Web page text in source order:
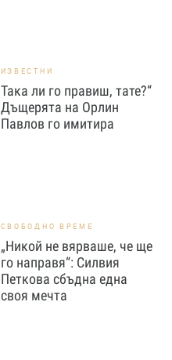
ИЗВЕСТНИ
Така ли го правиш, тате?“
Дъщерята на Орлин
Павлов го имитира
СВОБОДНО ВРЕМЕ
„Никой не вярваше, че ще
го направя“: Силвия
Петкова сбъдна една
своя мечта